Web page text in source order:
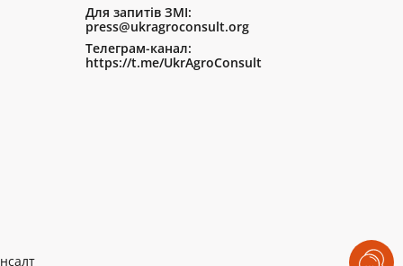
Для запитів ЗМІ:
press@ukragroconsult.org
Телеграм-канал:
https://t.me/UkrAgroConsult